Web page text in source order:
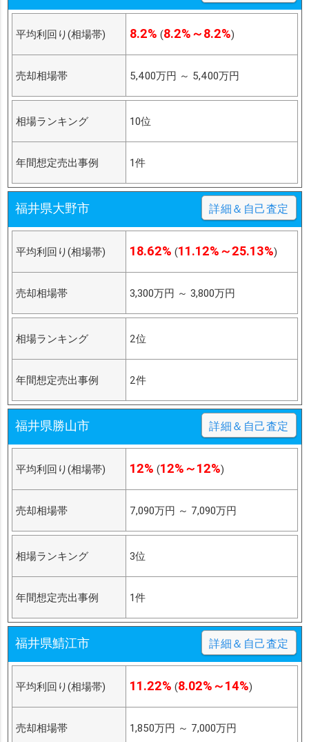
平均利回り(相場帯) 8.2% (8.2%～8.2%)
売却相場帯 5,400万円 ～ 5,400万円
相場ランキング 10位
年間想定売出事例 1件
福井県大野市 詳細＆自己査定
平均利回り(相場帯) 18.62% (11.12%～25.13%)
売却相場帯 3,300万円 ～ 3,800万円
相場ランキング 2位
年間想定売出事例 2件
福井県勝山市 詳細＆自己査定
平均利回り(相場帯) 12% (12%～12%)
売却相場帯 7,090万円 ～ 7,090万円
相場ランキング 3位
年間想定売出事例 1件
福井県鯖江市 詳細＆自己査定
平均利回り(相場帯) 11.22% (8.02%～14%)
売却相場帯 1,850万円 ～ 7,000万円